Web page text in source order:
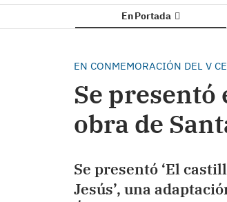
En Portada
EN CONMEMORACIÓN DEL V
Se
obra de
Se presentó ‘El
Jesús’, una